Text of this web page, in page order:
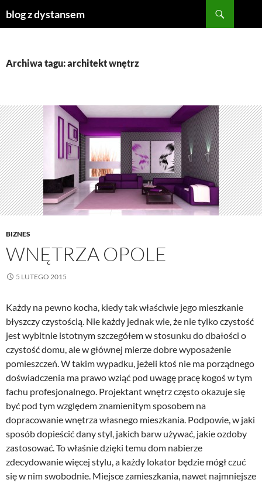
blog z dystansem
Archiwa tagu: architekt wnętrz
BIZNES
WNĘTRZA OPOLE
5 LUTEGO 2015
Każdy na pewno kocha, kiedy tak właściwie jego mieszkanie
błyszczy czystością. Nie każdy jednak wie, że nie tylko czystość
jest wybitnie istotnym szczegółem w stosunku do dbałości o
czystość domu, ale w głównej mierze dobre wyposażenie
pomieszczeń. W takim wypadku, jeżeli ktoś nie ma porządnego
doświadczenia ma prawo wziąć pod uwagę pracę kogoś w tym
fachu profesjonalnego. Projektant wnętrz często okazuje się
być pod tym względem znamienitym sposobem na
dopracowanie wnętrza własnego mieszkania. Podpowie, w jaki
sposób dopieścić dany styl, jakich barw używać, jakie ozdoby
zastosować. To właśnie dzięki temu dom nabierze
zdecydowanie więcej stylu, a każdy lokator będzie mógł czuć
się w nim swobodnie. Miejsce zamieszkania, nawet najmniejsze